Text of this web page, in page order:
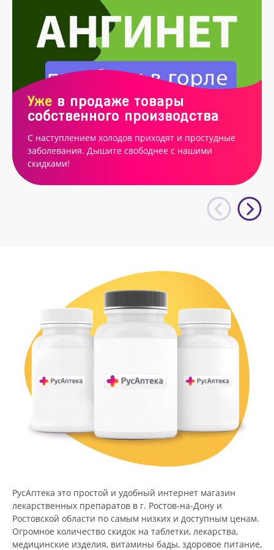
Уже в продаже товары
собственного производства
С наступлением холодов приходят и простудные
заболевания. Дышите свободнее с нашими
скидками!
РусАптека это простой и удобный интернет магазин
лекарственных препаратов в г. Ростов-на-Дону и
Ростовской области по самым низких и доступным ценам.
Огромное количество скидок на таблетки, лекарства,
медицинские изделия, витамины бады, здоровое питание,